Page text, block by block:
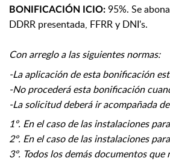
BONIFICACIÓN ICIO: 95%. Se
DDRR presentada, FFRR y DNI's.
Con arreglo a las siguientes normas:
-La aplicación de esta bonificación
-No procederá esta bonificación
-La solicitud deberá ir acompañada
1º. En el caso de las instalaciones
2º. En el caso de las instalaciones
3º. Todos los demás documentos